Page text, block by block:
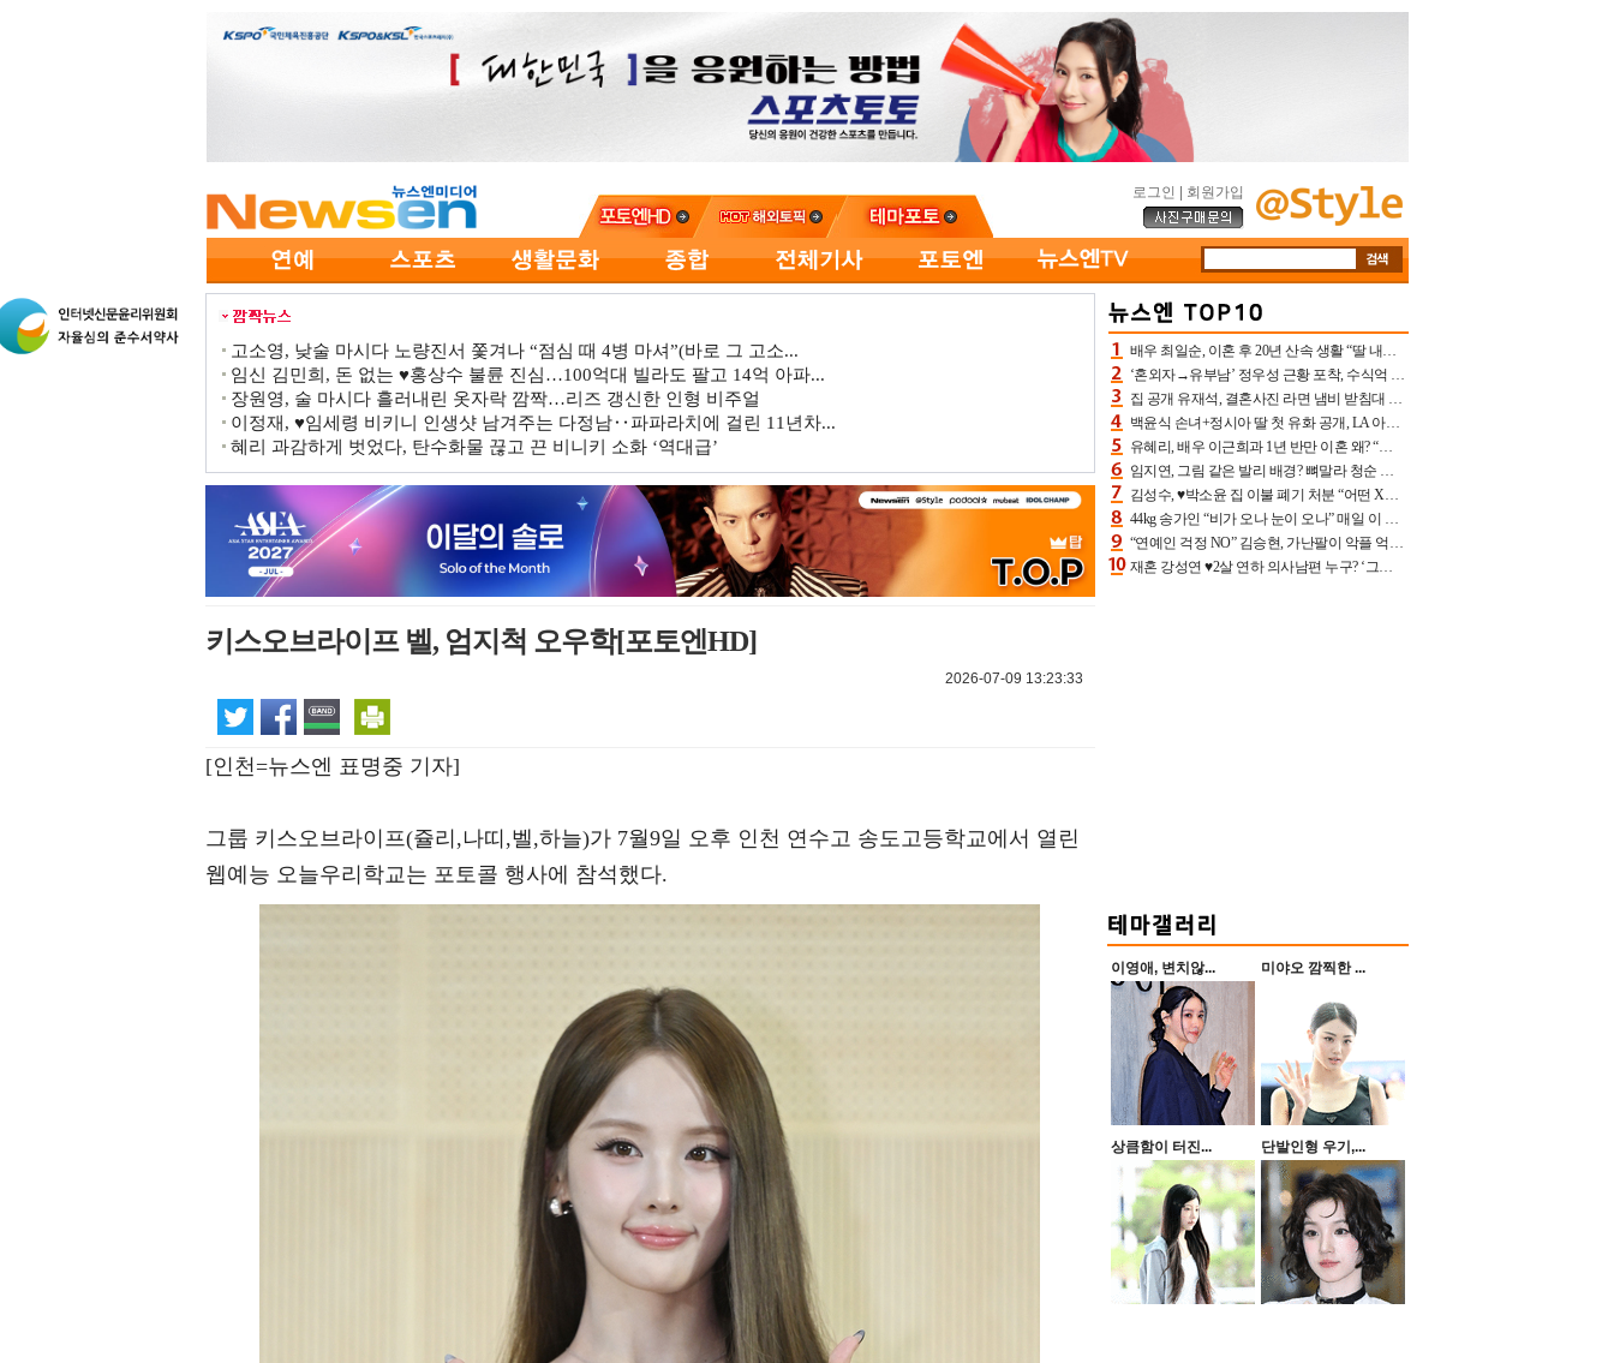
로그인 회원가입
고소영, 낮술 마시다 노량진서 쫓겨나 “점심 때 4병 마셔”(바로 그 고소...
임신 김민희, 돈 없는 ♥홍상수 불륜 진심…100억대 빌라도 팔고 14억 아파...
장원영, 술 마시다 흘러내린 옷자락 깜짝…리즈 갱신한 인형 비주얼
이정재, ♥임세령 비키니 인생샷 남겨주는 다정남‥파파라치에 걸린 11년차...
혜리 과감하게 벗었다, 탄수화물 끊고 끈 비니키 소화 ‘역대급’
키스오브라이프 벨, 엄지척 오우학[포토엔HD]
2026-07-09 13:23:33
[인천=뉴스엔 표명중 기자]
그룹 키스오브라이프(쥴리,나띠,벨,하늘)가 7월9일 오후 인천 연수고 송도고등학교에서 열린
웹예능 오늘우리학교는 포토콜 행사에 참석했다.
배우 최일순, 이혼 후 20년 산속 생활 “딸 내가 버렸다고 원망‥맘 아파”(특종)[어제TV]
‘혼외자→유부남’ 정우성 근황 포착, 수식억 해킹 피해 후배 만났다 “존경하는”
집 공개 유재석, 결혼사진 라면 냄비 받침대 되고 분노‥가족사진도 피해(놀뭐)[어제TV]
백윤식 손녀+정시아 딸 첫 유화 공개, LA 아트쇼→서울국제조각페스타 작가다운 수준급 실력
유혜리, 배우 이근희과 1년 반만 이혼 왜? “식칼 꽂고 의자 던져” 충격 폭로(특종)[어제TV]
임지연, 그림 같은 발리 배경? 뼈말라 청순 비키니 핏에 상대 안 되네
김성수, ♥박소윤 집 이불 폐기 처분 “어떤 X이랑 썼을지 몰라” 질투(신랑수업2)[어제TV]
44kg 송가인 “비가 오나 눈이 오나” 매일 이 운동, 허벅지 근육량 상승+체지방 감소
“연예인 걱정 NO” 김승현, 가난팔이 악플 억울할만‥아내+딸과 日 여행
재혼 강성연 ♥2살 연하 의사남편 누구? ‘그알’ 자문의에 훈남 비주얼 초엘리트 스펙 [종합]
이영애, 변치않... 미야오 깜찍한 ...
상큼함이 터진... 단발인형 우기,...